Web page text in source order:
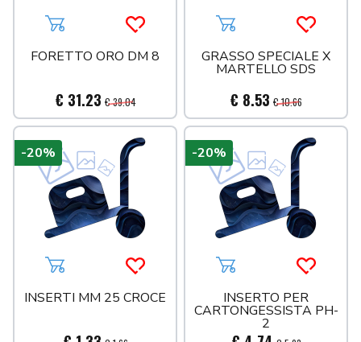
Aggiungi al carrelloAcquista più tardi
FORETTO ORO DM 8
€ 31.23 € 39.04
Aggiungi al carrello
GRASSO SPECIALE X
MARTELLO SDS
€ 8.53 € 10.66
Aggiungi al carrelloAcquista più tardi
INSERTI MM 25 CROCE
-20%
Aggiungi al carrello
INSERTO PER
CARTONGESSISTA PH-
2
-20%